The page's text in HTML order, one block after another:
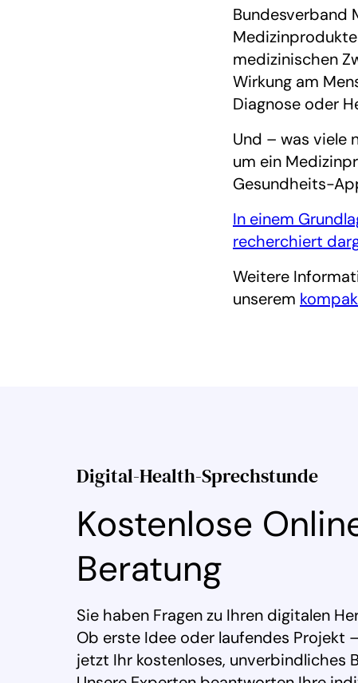
Bundesverband
medizinischen
Wirkung am
Diagnose oder
Und – was viele
um ein
Gesundheits-
In einem
recherchiert
Weitere
unserem
Digital-Health-Sprechstunde
Kostenlose
Beratung
Sie haben Fragen zu Ihren digitalen
Ob erste Idee oder laufendes Projekt
jetzt Ihr kostenloses, unverbindliches